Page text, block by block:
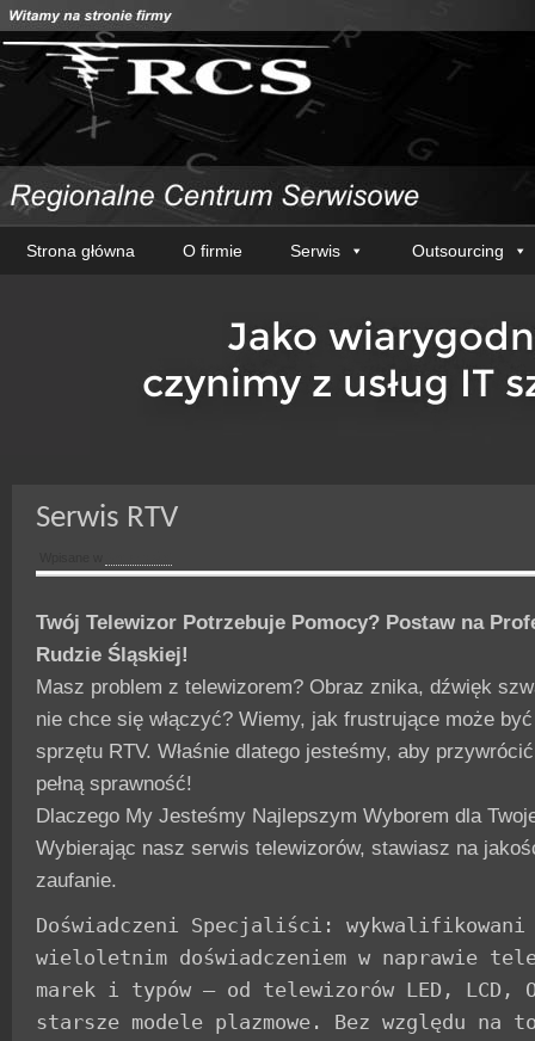
Strona główna O firmie Serwis Outsourcing
Serwis RTV
Twój Telewizor Potrzebuje Pomocy? Postaw na
Rudzie Śląskiej!
Masz problem z telewizorem? Obraz znika, dźwięk
nie chce się włączyć? Wiemy, jak frustrujące może
sprzętu RTV. Właśnie dlatego jesteśmy, aby
pełną sprawność!
Dlaczego My Jesteśmy Najlepszym Wyborem dla
Wybierając nasz serwis telewizorów, stawiasz na
zaufanie.
Doświadczeni Specjaliści:
wieloletnim doświadczeniem w naprawie
marek i typów – od telewizorów LED, LCD,
starsze modele plazmowe. Bez względu